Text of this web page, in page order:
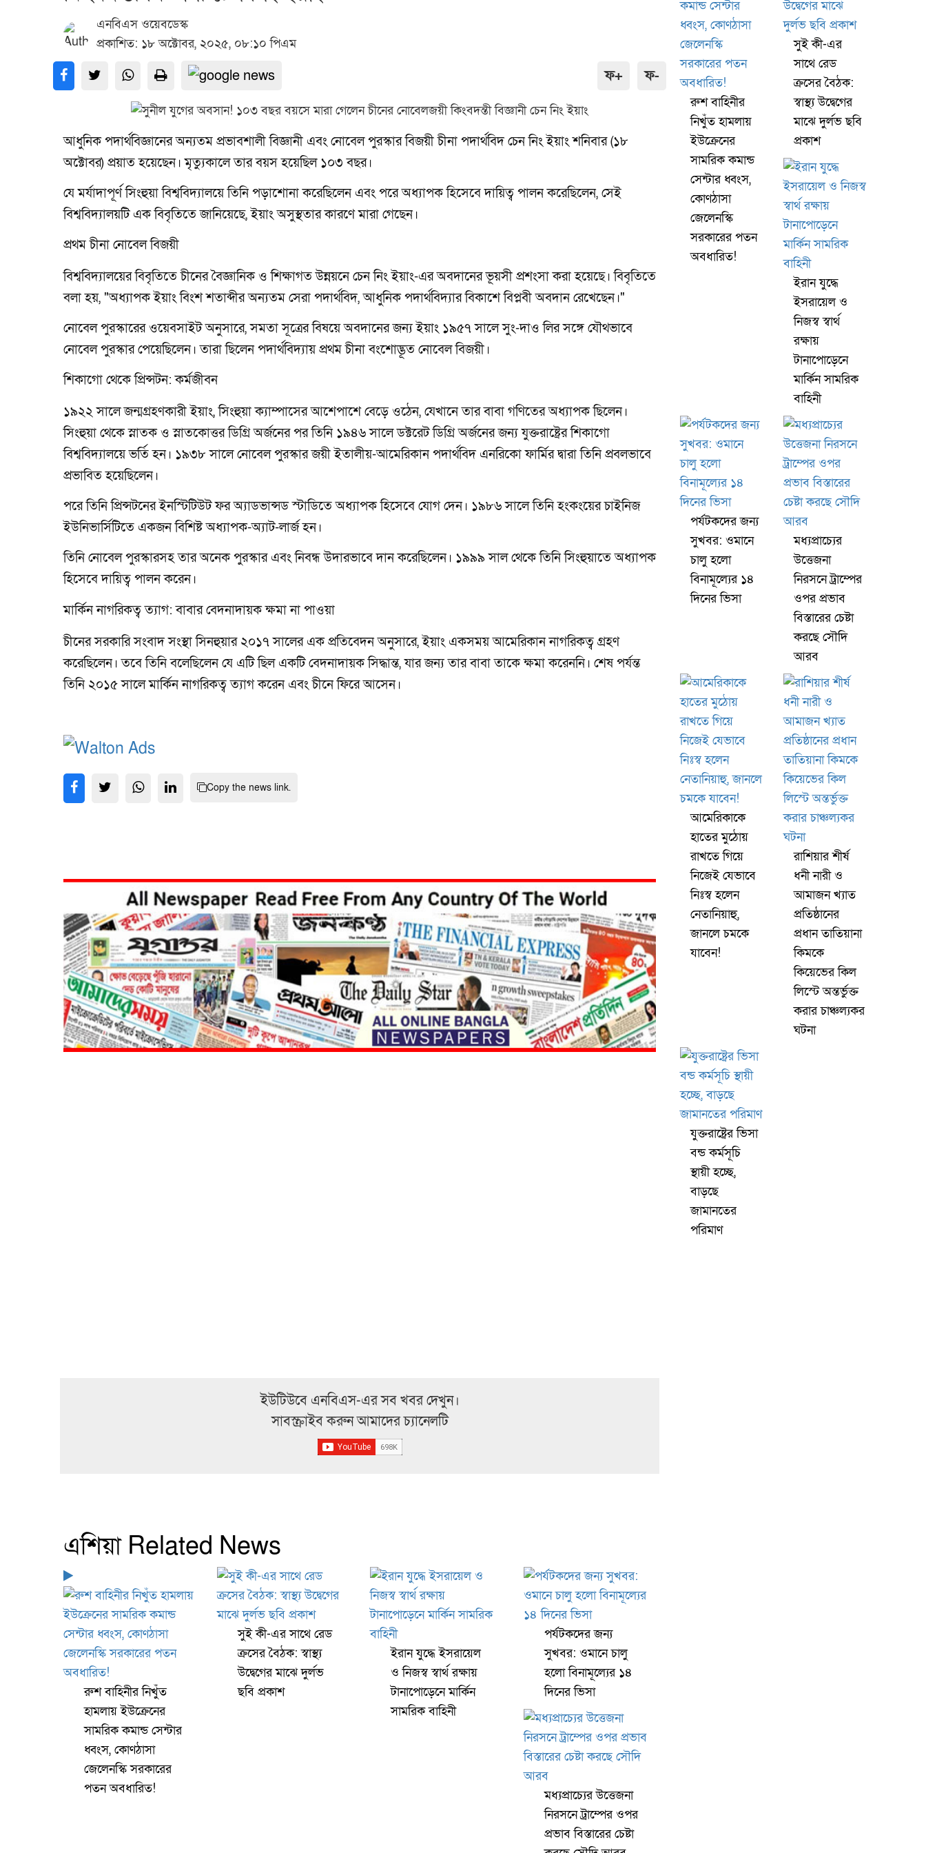
এনবিএস ওয়েবডেস্ক
প্রকাশিত: ১৮ অক্টোবর, ২০২৫, ০৮:১০ পিএম
ফ+ ফ-
আধুনিক পদার্থবিজ্ঞানের অন্যতম প্রভাবশালী বিজ্ঞানী এবং নোবেল পুরস্কার বিজয়ী চীনা পদার্থবিদ চেন নিং ইয়াং শনিবার (১৮
অক্টোবর) প্রয়াত হয়েছেন। মৃত্যুকালে তার বয়স হয়েছিল ১০৩ বছর।
যে মর্যাদাপূর্ণ সিংহুয়া বিশ্ববিদ্যালয়ে তিনি পড়াশোনা করেছিলেন এবং পরে অধ্যাপক হিসেবে দায়িত্ব পালন করেছিলেন, সেই
বিশ্ববিদ্যালয়টি এক বিবৃতিতে জানিয়েছে, ইয়াং অসুস্থতার কারণে মারা গেছেন।
প্রথম চীনা নোবেল বিজয়ী
বিশ্ববিদ্যালয়ের বিবৃতিতে চীনের বৈজ্ঞানিক ও শিক্ষাগত উন্নয়নে চেন নিং ইয়াং-এর অবদানের ভূয়সী প্রশংসা করা হয়েছে। বিবৃতিতে
বলা হয়, "অধ্যাপক ইয়াং বিংশ শতাব্দীর অন্যতম সেরা পদার্থবিদ, আধুনিক পদার্থবিদ্যার বিকাশে বিপ্লবী অবদান রেখেছেন।"
নোবেল পুরস্কারের ওয়েবসাইট অনুসারে, সমতা সূত্রের বিষয়ে অবদানের জন্য ইয়াং ১৯৫৭ সালে সুং-দাও লির সঙ্গে যৌথভাবে
নোবেল পুরস্কার পেয়েছিলেন। তারা ছিলেন পদার্থবিদ্যায় প্রথম চীনা বংশোদ্ভূত নোবেল বিজয়ী।
শিকাগো থেকে প্রিন্সটন: কর্মজীবন
১৯২২ সালে জন্মগ্রহণকারী ইয়াং, সিংহুয়া ক্যাম্পাসের আশেপাশে বেড়ে ওঠেন, যেখানে তার বাবা গণিতের অধ্যাপক ছিলেন।
সিংহুয়া থেকে স্নাতক ও স্নাতকোত্তর ডিগ্রি অর্জনের পর তিনি ১৯৪৬ সালে ডক্টরেট ডিগ্রি অর্জনের জন্য যুক্তরাষ্ট্রের শিকাগো
বিশ্ববিদ্যালয়ে ভর্তি হন। ১৯৩৮ সালে নোবেল পুরস্কার জয়ী ইতালীয়-আমেরিকান পদার্থবিদ এনরিকো ফার্মির দ্বারা তিনি প্রবলভাবে
প্রভাবিত হয়েছিলেন।
পরে তিনি প্রিন্সটনের ইনস্টিটিউট ফর অ্যাডভান্সড স্টাডিতে অধ্যাপক হিসেবে যোগ দেন। ১৯৮৬ সালে তিনি হংকংয়ের চাইনিজ
ইউনিভার্সিটিতে একজন বিশিষ্ট অধ্যাপক-অ্যাট-লার্জ হন।
তিনি নোবেল পুরস্কারসহ তার অনেক পুরস্কার এবং নিবন্ধ উদারভাবে দান করেছিলেন। ১৯৯৯ সাল থেকে তিনি সিংহুয়াতে অধ্যাপক
হিসেবে দায়িত্ব পালন করেন।
মার্কিন নাগরিকত্ব ত্যাগ: বাবার বেদনাদায়ক ক্ষমা না পাওয়া
চীনের সরকারি সংবাদ সংস্থা সিনহুয়ার ২০১৭ সালের এক প্রতিবেদন অনুসারে, ইয়াং একসময় আমেরিকান নাগরিকত্ব গ্রহণ
করেছিলেন। তবে তিনি বলেছিলেন যে এটি ছিল একটি বেদনাদায়ক সিদ্ধান্ত, যার জন্য তার বাবা তাকে ক্ষমা করেননি। শেষ পর্যন্ত
তিনি ২০১৫ সালে মার্কিন নাগরিকত্ব ত্যাগ করেন এবং চীনে ফিরে আসেন।
Copy the news link.
ইউটিউবে এনবিএস-এর সব খবর দেখুন।
সাবস্ক্রাইব করুন আমাদের চ্যানেলটি
এশিয়া Related News
রুশ বাহিনীর নিখুঁত
হামলায় ইউক্রেনের
সামরিক কমান্ড সেন্টার
ধ্বংস, কোণঠাসা
জেলেনস্কি সরকারের
পতন অবধারিত!
সুই কী-এর সাথে রেড
ক্রসের বৈঠক: স্বাস্থ্য
উদ্বেগের মাঝে দুর্লভ
ছবি প্রকাশ
ইরান যুদ্ধে ইসরায়েল
ও নিজস্ব স্বার্থ রক্ষায়
টানাপোড়েনে মার্কিন
সামরিক বাহিনী
পর্যটকদের জন্য
সুখবর: ওমানে চালু
হলো বিনামূল্যের ১৪
দিনের ভিসা
মধ্যপ্রাচ্যের উত্তেজনা
নিরসনে ট্রাম্পের ওপর
প্রভাব বিস্তারের চেষ্টা
রুশ বাহিনীর
নিখুঁত হামলায়
ইউক্রেনের
সামরিক কমান্ড
সেন্টার ধ্বংস,
কোণঠাসা
জেলেনস্কি
সরকারের পতন
অবধারিত!
সুই কী-এর
সাথে রেড
ক্রসের বৈঠক:
স্বাস্থ্য উদ্বেগের
মাঝে দুর্লভ ছবি
প্রকাশ
ইরান যুদ্ধে
ইসরায়েল ও
নিজস্ব স্বার্থ
রক্ষায়
টানাপোড়েনে
মার্কিন সামরিক
বাহিনী
পর্যটকদের জন্য
সুখবর: ওমানে
চালু হলো
বিনামূল্যের ১৪
দিনের ভিসা
মধ্যপ্রাচ্যের
উত্তেজনা
নিরসনে ট্রাম্পের
ওপর প্রভাব
বিস্তারের চেষ্টা
করছে সৌদি
আরব
আমেরিকাকে
হাতের মুঠোয়
রাখতে গিয়ে
নিজেই যেভাবে
নিঃস্ব হলেন
নেতানিয়াহু,
জানলে চমকে
যাবেন!
রাশিয়ার শীর্ষ
ধনী নারী ও
আমাজন খ্যাত
প্রতিষ্ঠানের
প্রধান তাতিয়ানা
কিমকে
কিয়েভের কিল
লিস্টে অন্তর্ভুক্ত
করার চাঞ্চল্যকর
ঘটনা
যুক্তরাষ্ট্রের ভিসা
বন্ড কর্মসূচি
স্থায়ী হচ্ছে,
বাড়ছে
জামানতের
পরিমাণ